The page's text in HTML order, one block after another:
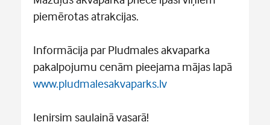
piemērotas atrakcijas.
Informācija par Pludmales akvaparka
pakalpojumu cenām pieejama mājas lapā
www.pludmalesakvaparks.lv
Ienirsim saulainā vasarā!